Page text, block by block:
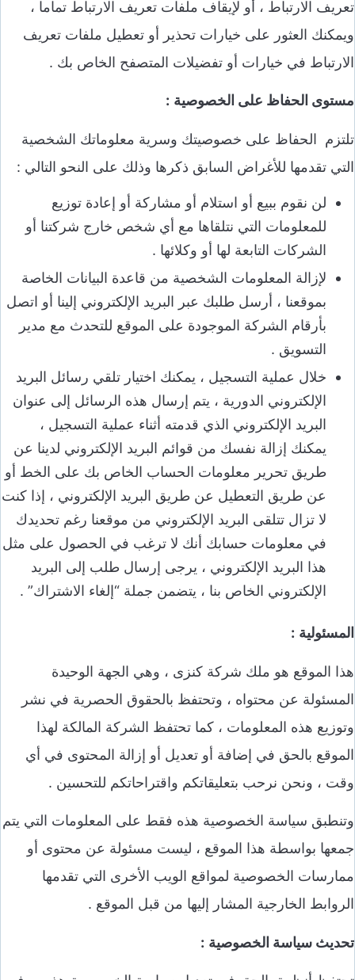
تعريف الارتباط ، أو لإيقاف ملفات تعريف الارتباط تماما ،
ويمكنك العثور على خيارات تحذير أو تعطيل ملفات تعريف
الارتباط في خيارات أو تفضيلات المتصفح الخاص بك .
مستوى الحفاظ على الخصوصية :
تلتزم الحفاظ على خصوصيتك وسرية معلوماتك الشخصية
التي تقدمها للأغراض السابق ذكرها وذلك على النحو التالي :
لن نقوم ببيع أو استلام أو مشاركة أو إعادة توزيع
للمعلومات التي نتلقاها مع أي شخص خارج شركتنا أو
الشركات التابعة لها أو وكلائها .
لإزالة المعلومات الشخصية من قاعدة البيانات الخاصة
بموقعنا ، أرسل طلبك عبر البريد الإلكتروني إلينا أو اتصل
بأرقام الشركة الموجودة على الموقع للتحدث مع مدير
التسويق .
خلال عملية التسجيل ، يمكنك اختيار تلقي رسائل البريد
الإلكتروني الدورية ، يتم إرسال هذه الرسائل إلى عنوان
البريد الإلكتروني الذي قدمته أثناء عملية التسجيل ،
يمكنك إزالة نفسك من قوائم البريد الإلكتروني لدينا عن
طريق تحرير معلومات الحساب الخاص بك على الخط أو
عن طريق التعطيل عن طريق البريد الإلكتروني ، إذا كنت
لا تزال تتلقى البريد الإلكتروني من موقعنا رغم تحديدك
في معلومات حسابك أنك لا ترغب في الحصول على مثل
هذا البريد الإلكتروني ، يرجى إرسال طلب إلى البريد
الإلكتروني الخاص بنا ، يتضمن جملة “إلغاء الاشتراك” .
المسئولية :
هذا الموقع هو ملك شركة كنزى ، وهي الجهة الوحيدة
المسئولة عن محتواه ، وتحتفظ بالحقوق الحصرية في نشر
وتوزيع هذه المعلومات ، كما تحتفظ الشركة المالكة لهذا
الموقع بالحق في إضافة أو تعديل أو إزالة المحتوى في أي
وقت ، ونحن نرحب بتعليقاتكم واقتراحاتكم للتحسين .
وتنطبق سياسة الخصوصية هذه فقط على المعلومات التي يتم
جمعها بواسطة هذا الموقع ، ليست مسئولة عن محتوى أو
ممارسات الخصوصية لمواقع الويب الأخرى التي تقدمها
الروابط الخارجية المشار إليها من قبل الموقع .
تحديث سياسة الخصوصية :